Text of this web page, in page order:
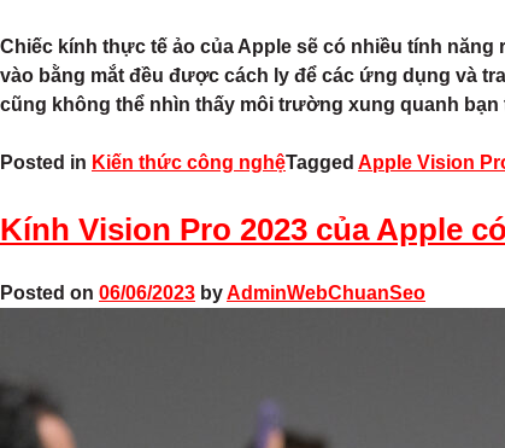
Chiếc kính thực tế ảo của Apple sẽ có nhiều tính
vào bằng mắt đều được cách ly để các ứng dụng và
cũng không thể nhìn thấy môi trường xung quanh bạn
Posted in Kiến thức công nghệTagged Apple Vision
Kính Vision Pro 2023 của Apple
Posted on 06/06/2023 byAdminWebChuanSeo